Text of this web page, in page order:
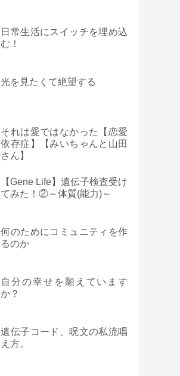
日常生活にスイッチを埋め込
む！
光を見たくて絶望する
それは愛ではなかった【恋愛
依存症】【みいちゃんと山田
さん】
【Gene Life】遺伝子検査受け
てみた！②～体質(能力)～
何のためにコミュニティを作
るのか
自分の幸せを願えています
か？
遺伝子コード、呪文の私流唱
え方。